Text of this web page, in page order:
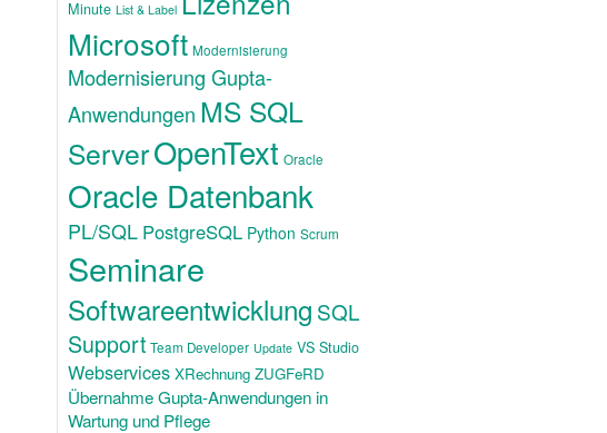
Minute List & Label
Microsoft Modernisierung
Modernisierung Gupta-
Anwendungen MS SQL
ServerOpenText Oracle
Oracle Datenbank
PL/SQL PostgreSQL Python Scrum
Seminare
Softwareentwicklung SQL
Support Team Developer Update VS Studio
Webservices XRechnung ZUGFeRD
Übernahme Gupta-Anwendungen in
Wartung und Pflege